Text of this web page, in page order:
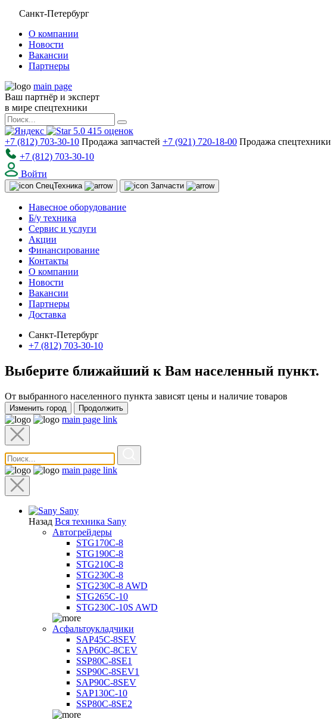
Санкт-Петербург
О компании
Новости
Вакансии
Партнеры
main page
Ваш партнёр и эксперт
в мире спецтехники
5.0 415 оценок
+7 (812) 703-30-10 Продажа запчастей +7 (921) 720-18-00 Продажа спецтехники
+7 (812) 703-30-10
Войти
СпецТехника Запчасти
Навесное оборудование
Б/у техника
Сервис и услуги
Акции
Финансирование
Контакты
О компании
Новости
Вакансии
Партнеры
Доставка
Санкт-Петербург
+7 (812) 703-30-10
Выберите ближайший к Вам населенный пункт.
От выбранного населенного пункта зависят цены и наличие товаров
Изменить город Продолжить
main page link
main page link
Sany
Назад Вся техника Sany
Автогрейдеры
STG170C-8
STG190C-8
STG210C-8
STG230C-8
STG230C-8 AWD
STG265C-10
STG230C-10S AWD
Асфальтоукладчики
SAP45С-8SEV
SAP60C-8CEV
SSP80C-8SE1
SSP90C-8SEV1
SAP90C-8SEV
SAP130C-10
SSP80C-8SE2